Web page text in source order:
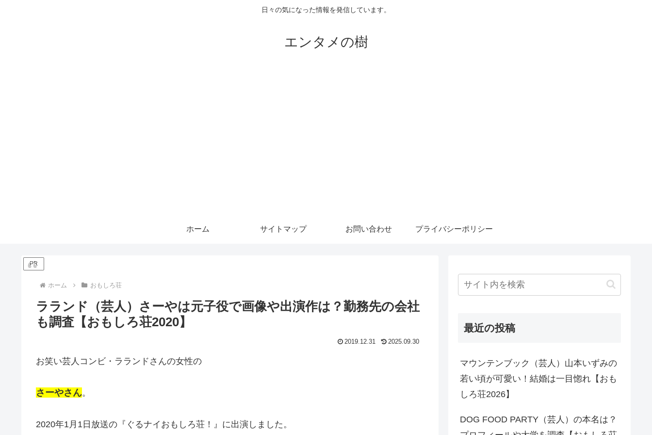
日々の気になった情報を発信しています。
エンタメの樹
ホーム サイトマップ お問い合わせ プライバシーポリシー
PR
ホーム おもしろ荘
ラランド（芸人）さーやは元子役で画像や出演作は？勤務先の会社
も調査【おもしろ荘2020】
2019.12.31 2025.09.30
お笑い芸人コンビ・ラランドさんの女性の
さーやさん。
2020年1月1日放送の『ぐるナイおもしろ荘！』に出演しました。
最近の投稿
マウンテンブック（芸人）山本いずみの
若い頃が可愛い！結婚は一目惚れ【おも
しろ荘2026】
DOG FOOD PARTY（芸人）の本名は？